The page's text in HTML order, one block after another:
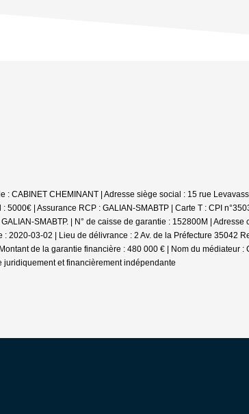
CABINET CHEMINANT | Adresse siège social : 15 rue
| Assurance RCP : GALIAN-SMABTP | Carte T : CPI
SMABTP. | N° de caisse de garantie : 152800M |
03-02 | Lieu de délivrance : 2 Av. de la Préfecture 35042
de la garantie financière : 480 000 € | Nom du médiateur
juridiquement et financièrement indépendante